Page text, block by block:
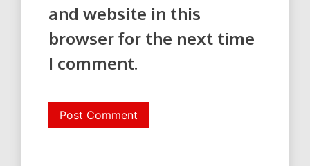
and website in this
browser for the next time
I comment.